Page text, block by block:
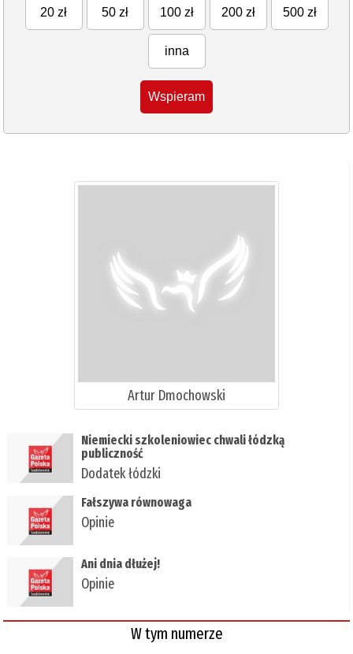
20 zł 50 zł 100 zł 200 zł 500 zł
inna
Wspieram
Artur Dmochowski
Niemiecki szkoleniowiec chwali łódzką
publiczność
Dodatek łódzki
Fałszywa równowaga
Opinie
Ani dnia dłużej!
Opinie
W tym numerze